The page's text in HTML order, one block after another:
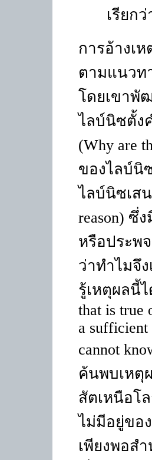
เรียกว่
การอ้างเ
ตามแนวท
โดยเขาพั
ไลบ์นิซตั้ง
(Why are
ของไลบ์นิ
ไลบ์นิซเส
reason) ซึ่ง
หรือประพ
ว่าทำไมจึ
รู้เหตุผลนี้
that is true
a sufficient
cannot
ค้นพบเหตุ
สัตเหนือโ
ไม่มีอยู่ขอ
เพียงพอส